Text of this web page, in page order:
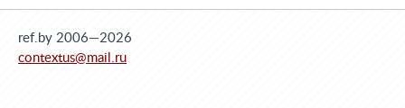
ref.by 2006—2026
contextus@mail.ru